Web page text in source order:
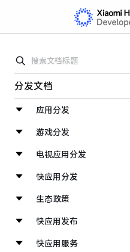
分发文档
应用分发
游戏分发
电视应用分发
快应用分发
生态政策
快应用发布
快应用服务